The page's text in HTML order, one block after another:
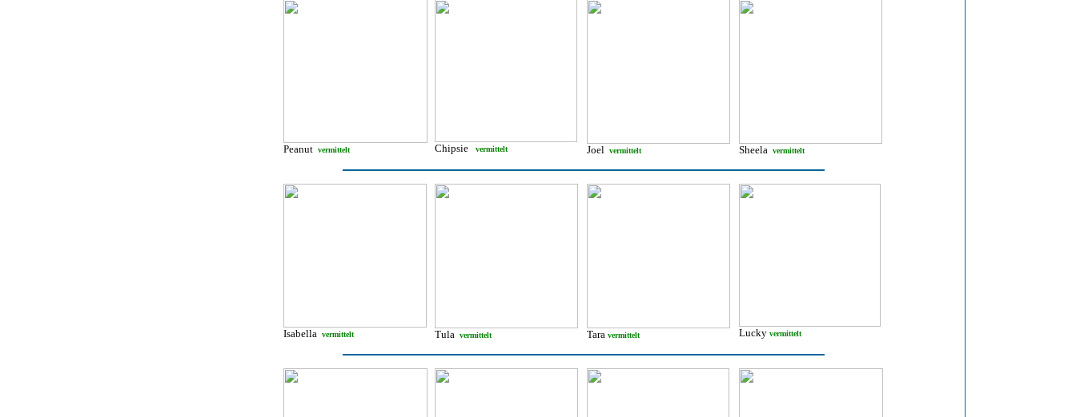
Peanut vermittelt Chipsie vermittelt Joel vermittelt Sheela vermittelt
Isabella vermittelt Tula vermittelt Tara vermittelt Lucky vermittelt